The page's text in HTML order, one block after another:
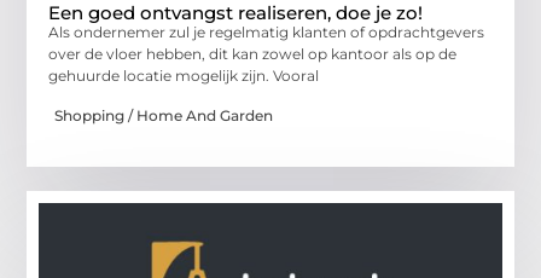
Een goed ontvangst realiseren, doe je zo!
Als ondernemer zul je regelmatig klanten of opdrachtgevers
over de vloer hebben, dit kan zowel op kantoor als op de
gehuurde locatie mogelijk zijn. Vooral
Shopping / Home And Garden